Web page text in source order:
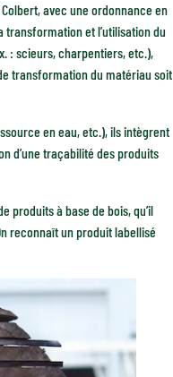
avec une ordonnance en
transformation et l’utilisation du
: scieurs, charpentiers, etc.),
transformation du matériau soit
en eau, etc.), ils intègrent
d’une traçabilité des produits
produits à base de bois, qu’il
reconnaît un produit labellisé